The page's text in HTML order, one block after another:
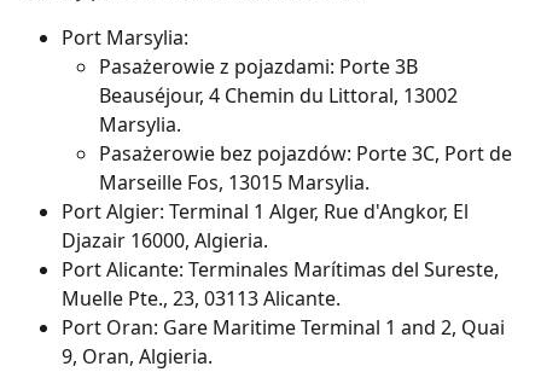
Port Marsylia:
Pasażerowie z pojazdami: Porte 3B
Beauséjour, 4 Chemin du Littoral, 13002
Marsylia.
Pasażerowie bez pojazdów: Porte 3C, Port de
Marseille Fos, 13015 Marsylia.
Port Algier: Terminal 1 Alger, Rue d'Angkor, El
Djazair 16000, Algieria.
Port Alicante: Terminales Marítimas del Sureste,
Muelle Pte., 23, 03113 Alicante.
Port Oran: Gare Maritime Terminal 1 and 2, Quai
9, Oran, Algieria.